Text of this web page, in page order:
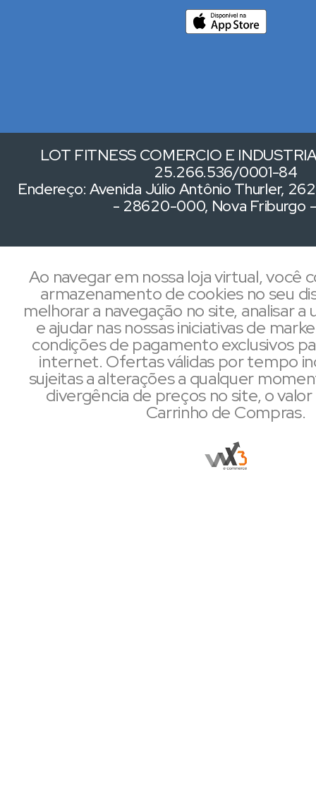
LOT FITNESS COMERCIO E
25.266.536/0001-84
Endereço: Avenida Júlio Antônio Thurler,
- 28620-000, Nova Friburgo
Ao navegar em nossa loja virtual, você
armazenamento de cookies no seu
melhorar a navegação no site, analisar a
e ajudar nas nossas iniciativas de
condições de pagamento exclusivos
internet. Ofertas válidas por tempo
sujeitas a alterações a qualquer
divergência de preços no site, o
Carrinho de Compras.